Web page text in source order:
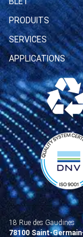
PRODUITS
SERVICES
APPLICATIONS
18 Rue des Gaudines
78100 Saint-